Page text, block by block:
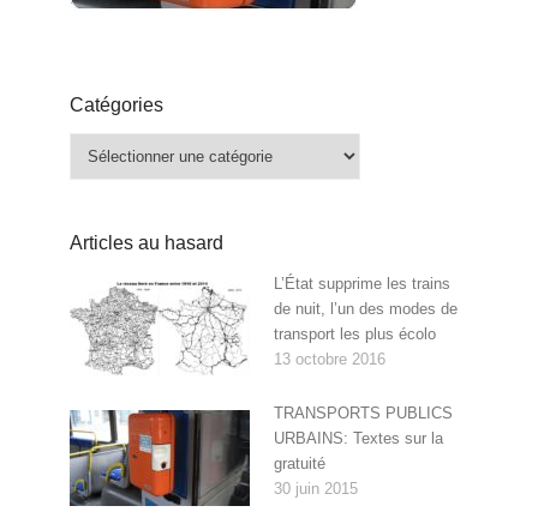
Catégories
Articles au hasard
L’État supprime les trains
de nuit, l’un des modes de
transport les plus écolo
13 octobre 2016
TRANSPORTS PUBLICS
URBAINS: Textes sur la
gratuité
30 juin 2015